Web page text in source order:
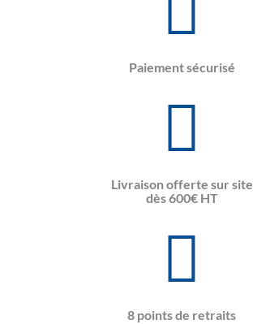
Paiement sécurisé
Livraison offerte sur site
dès 600€ HT
8 points de retraits